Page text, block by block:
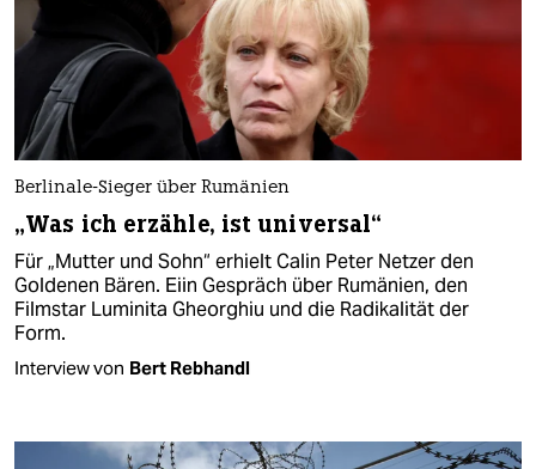
Berlinale-Sieger über Rumänien
„Was ich erzähle, ist universal“
Für „Mutter und Sohn“ erhielt Calin Peter Netzer den
Goldenen Bären. Eiin Gespräch über Rumänien, den
Filmstar Luminita Gheorghiu und die Radikalität der
Form.
Interview von Bert Rebhandl